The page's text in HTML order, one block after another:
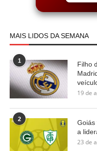
MAIS LIDOS DA SEMANA
1
Filho
19 de
2
Goiás
a
23 de